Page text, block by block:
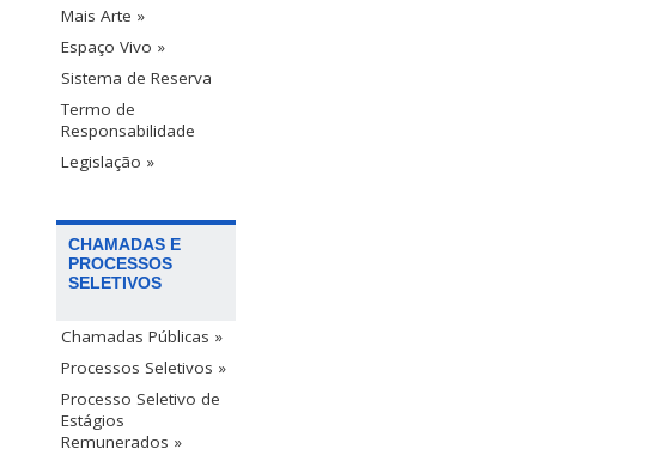
Mais Arte »
Espaço Vivo »
Sistema de Reserva
Termo de
Responsabilidade
Legislação »
CHAMADAS E
PROCESSOS
SELETIVOS
Chamadas Públicas »
Processos Seletivos »
Processo Seletivo de
Estágios
Remunerados »